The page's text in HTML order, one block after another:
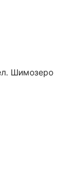
Шимозеро